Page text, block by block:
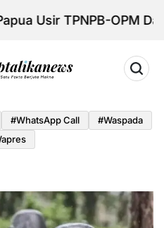
OPM Dari
#WhatsApp Call
#waspada